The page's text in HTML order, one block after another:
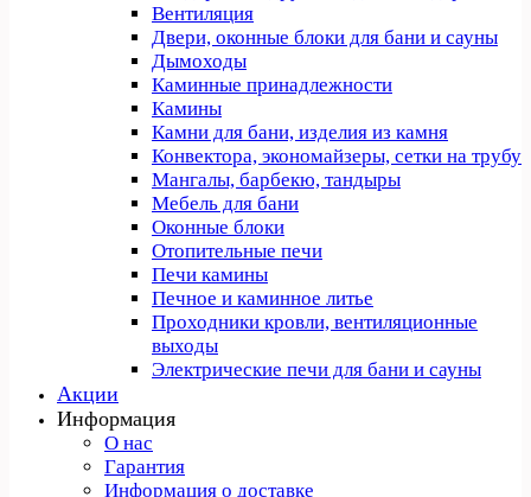
Вентиляция
Двери, оконные блоки для бани и сауны
Дымоходы
Каминные принадлежности
Камины
Камни для бани, изделия из камня
Конвектора, экономайзеры, сетки на трубу
Мангалы, барбекю, тандыры
Мебель для бани
Оконные блоки
Отопительные печи
Печи камины
Печное и каминное литье
Проходники кровли, вeнтиляционные
выходы
Электрические печи для бани и сауны
Акции
Информация
О нас
Гарантия
Информация о доставке